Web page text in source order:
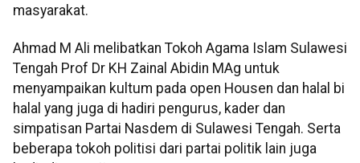
masyarakat.
Ahmad M Ali melibatkan Tokoh Agama Islam Sulawesi
Tengah Prof Dr KH Zainal Abidin MAg untuk
menyampaikan kultum pada open Housen dan halal bi
halal yang juga di hadiri pengurus, kader dan
simpatisan Partai Nasdem di Sulawesi Tengah. Serta
beberapa tokoh politisi dari partai politik lain juga